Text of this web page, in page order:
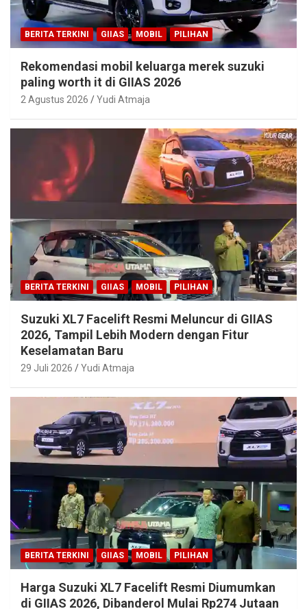
BERITA TERKINI GIIAS MOBIL PILIHAN
Rekomendasi mobil keluarga merek suzuki
paling worth it di GIIAS 2026
2 Agustus 2026 Yudi Atmaja
BERITA TERKINI GIIAS MOBIL PILIHAN
Suzuki XL7 Facelift Resmi Meluncur di GIIAS
2026, Tampil Lebih Modern dengan Fitur
Keselamatan Baru
29 Juli 2026 Yudi Atmaja
BERITA TERKINI GIIAS MOBIL PILIHAN
Harga Suzuki XL7 Facelift Resmi Diumumkan
di GIIAS 2026, Dibanderol Mulai Rp274 Jutaan